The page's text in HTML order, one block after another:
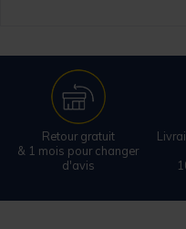
Retour gratuit
& 1 mois pour changer
d'avis